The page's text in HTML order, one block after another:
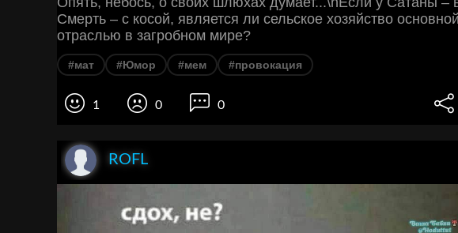
Смерть – с косой, является ли сельское хозяйство основной
отраслью в загробном мире?
#мат #Юмор #мем #провокация
1 0 0
ROFL